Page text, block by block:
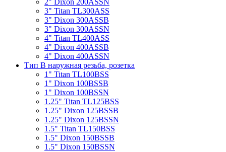
2" Dixon 200ASSN
3" Titan TL300ASS
3" Dixon 300ASSB
3" Dixon 300ASSN
4" Titan TL400ASS
4" Dixon 400ASSB
4" Dixon 400ASSN
Тип B наружная резьба, розетка
1" Titan TL100BSS
1" Dixon 100BSSB
1" Dixon 100BSSN
1.25" Titan TL125BSS
1.25" Dixon 125BSSB
1.25" Dixon 125BSSN
1.5" Titan TL150BSS
1.5" Dixon 150BSSB
1.5" Dixon 150BSSN